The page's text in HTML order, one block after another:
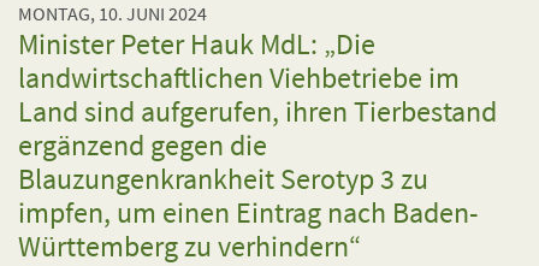
MONTAG, 10. JUNI 2024
Minister Peter Hauk MdL: „Die
landwirtschaftlichen Viehbetriebe im
Land sind aufgerufen, ihren Tierbestand
ergänzend gegen die
Blauzungenkrankheit Serotyp 3 zu
impfen, um einen Eintrag nach Baden-
Württemberg zu verhindern“